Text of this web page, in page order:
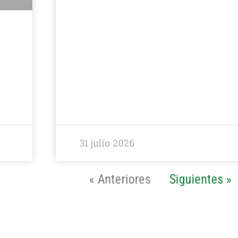
31 julio 2026
« Anteriores Siguientes »